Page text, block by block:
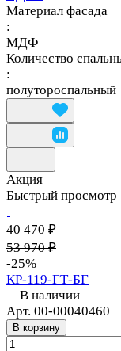
Материал фасада
:
МДФ
Количество
:
полутороспальный
Акция
Быстрый просмотр
40 470 ₽
53 970 ₽
-25%
КР-119-ГТ-БГ
В наличии
Арт. 00-00040460
В корзину